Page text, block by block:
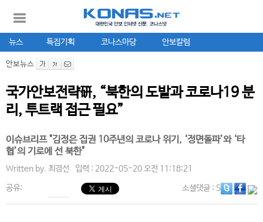
뉴스 특집기획 코나스마당 안보칼럼
안보뉴스
국가안보전략硏, “북한의 도발과 코로나19 분
리, 투트랙 접근 필요”
이슈브리프 "김정은 집권 10주년의 코로나 위기, ‘정면돌파’와 ‘타
협’의 기로에 선 북한"
Written by. 최경선 입력 : 2022-05-20 오전 11:18:21
공유: 소셜댓글: 5